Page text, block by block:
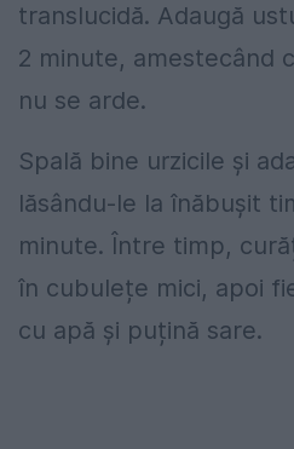
translucidă. Adaugă
2 minute, amestecând
nu se arde.
Spală bine urzicile și
lăsându-le la înăbușit
minute. Între timp,
în cubulețe mici, apoi
cu apă și puțină sare.